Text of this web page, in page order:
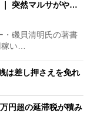
｜ 突然マルサがや…
磯貝清明氏の著書
稼い…
は差し押さえを免れ
円超の延滞税が積み